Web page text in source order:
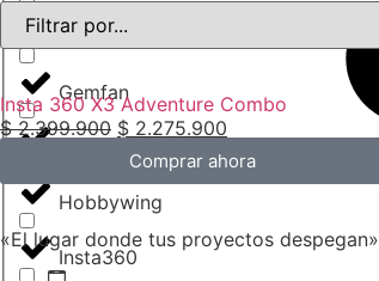
Flysky
Gemfan
Hobbywing
Insta360
Insta 360 X3 Adventure Combo
$2.399.900 $ 2.275.900
Comprar ahora
«El lugar donde tus proyectos despegan»